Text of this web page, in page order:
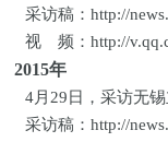
采访稿：http://
视 频：http://
2015年
4月29日，采访无锡
采访稿：http://